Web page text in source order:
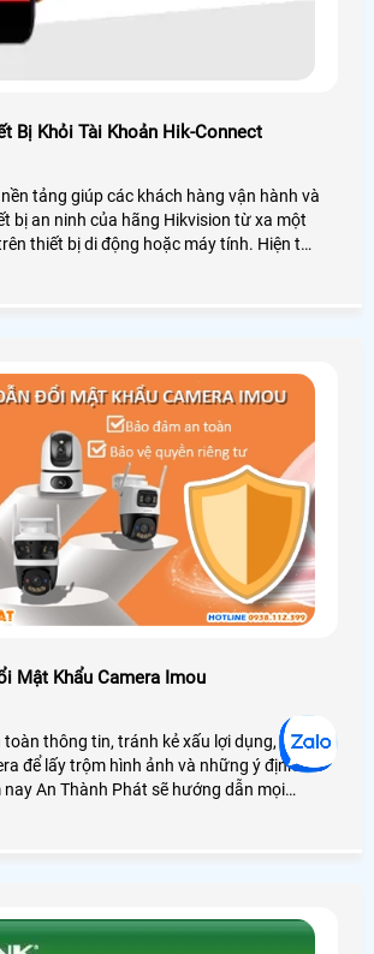
Bị Khỏi Tài Khoản Hik-Connect
tảng giúp các khách hàng vận hành và
bị an ninh của hãng Hikvision từ xa một
thiết bị di động hoặc máy tính. Hiện tại
Mật Khẩu Camera Imou
toàn thông tin, tránh kẻ xấu lợi dụng, đột
để lấy trộm hình ảnh và những ý định